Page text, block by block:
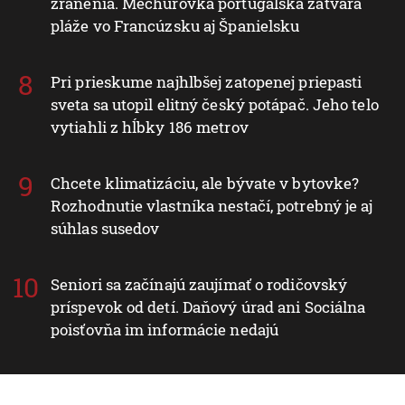
pláže vo Francúzsku aj Španielsku
Pri prieskume najhlbšej zatopenej priepasti
sveta sa utopil elitný český potápač. Jeho telo
vytiahli z hĺbky 186 metrov
Chcete klimatizáciu, ale bývate v bytovke?
Rozhodnutie vlastníka nestačí, potrebný je aj
súhlas susedov
Seniori sa začínajú zaujímať o rodičovský
príspevok od detí. Daňový úrad ani Sociálna
poisťovňa im informácie nedajú